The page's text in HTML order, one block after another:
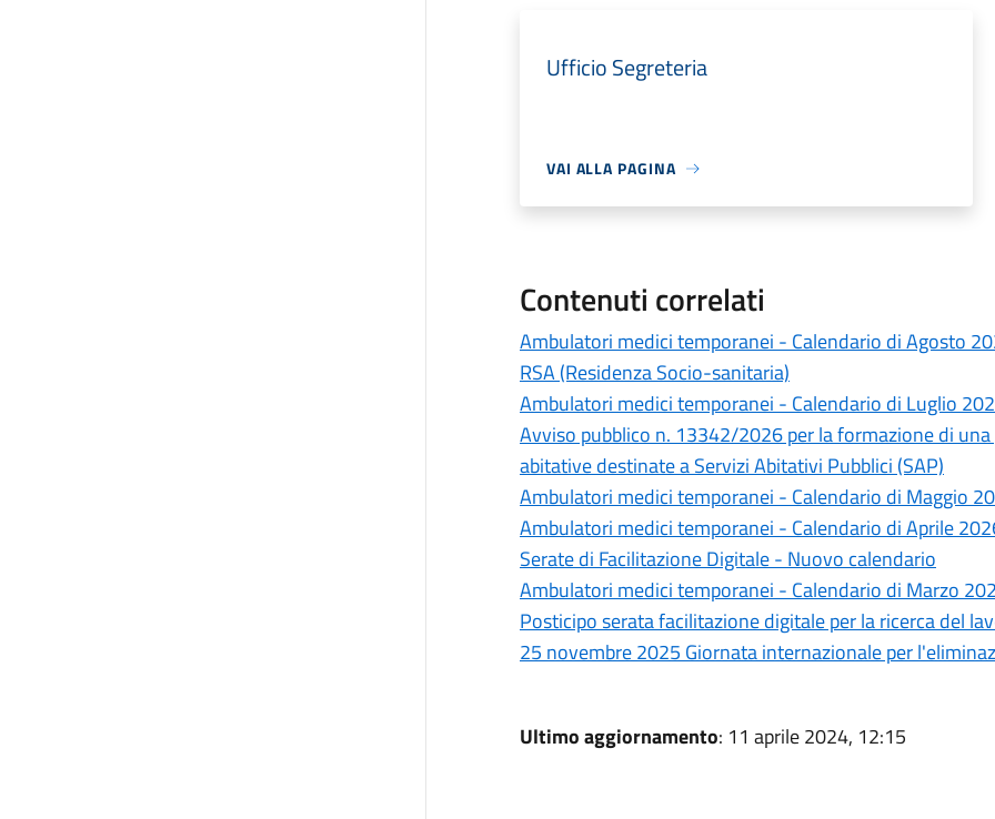
Ufficio Segreteria
VAI ALLA PAGINA
Contenuti correlati
Ambulatori medici temporanei - Calendario di Agosto
RSA (Residenza Socio-sanitaria)
Ambulatori medici temporanei - Calendario di Luglio
Avviso pubblico n. 13342/2026 per la formazione di
abitative destinate a Servizi Abitativi Pubblici (SAP)
Ambulatori medici temporanei - Calendario di Maggio
Ambulatori medici temporanei - Calendario di Aprile
Serate di Facilitazione Digitale - Nuovo calendario
Ambulatori medici temporanei - Calendario di Marzo
Posticipo serata facilitazione digitale per la ricerca del
25 novembre 2025 Giornata internazionale per
Ultimo aggiornamento: 11 aprile 2024, 12:15